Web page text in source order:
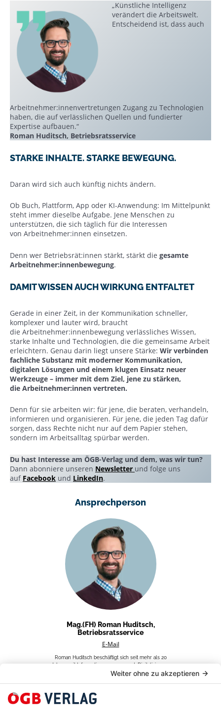
„Künstliche Intelligenz
verändert die Arbeitswelt.
Entscheidend ist, dass auch
Arbeitnehmer:innenvertretungen Zugang zu Technologien
haben, die auf verlässlichen Quellen und fundierter
Expertise aufbauen.“
Roman Huditsch, Betriebsratsservice
STARKE INHALTE. STARKE BEWEGUNG.
Daran wird sich auch künftig nichts ändern.
Ob Buch, Plattform, App oder KI-Anwendung: Im Mittelpunkt
steht immer dieselbe Aufgabe. Jene Menschen zu
unterstützen, die sich täglich für die Interessen
von Arbeitnehmer:innen einsetzen.
Denn wer Betriebsrät:innen stärkt, stärkt die gesamte
Arbeitnehmer:innenbewegung.
DAMIT WISSEN AUCH WIRKUNG ENTFALTET
Gerade in einer Zeit, in der Kommunikation schneller,
komplexer und lauter wird, braucht
die Arbeitnehmer:innenbewegung verlässliches Wissen,
starke Inhalte und Technologien, die die gemeinsame Arbeit
erleichtern. Genau darin liegt unsere Stärke: Wir verbinden
fachliche Substanz mit moderner Kommunikation,
digitalen Lösungen und einem klugen Einsatz neuer
Werkzeuge – immer mit dem Ziel, jene zu stärken,
die Arbeitnehmer:innen vertreten.
Denn für sie arbeiten wir: für jene, die beraten, verhandeln,
informieren und organisieren. Für jene, die jeden Tag dafür
sorgen, dass Rechte nicht nur auf dem Papier stehen,
sondern im Arbeitsalltag spürbar werden.
Du hast Interesse am ÖGB-Verlag und dem, was wir tun?
Dann abonniere unseren Newsletter und folge uns
auf Facebook und LinkedIn.
Ansprechperson
Mag.(FH) Roman Huditsch,
Betriebsratsservice
E-Mail
Roman Huditsch beschäftigt sich seit mehr als 20
Jahren mit Informationsmanagement, Digitalisierung
und nutzerorientierten Angeboten. Beim ÖGB-Verlag
Anforderungen in die Entwicklung neuer Produkte ein.
Zudem ist er in der Erwachsenenbildung zu den